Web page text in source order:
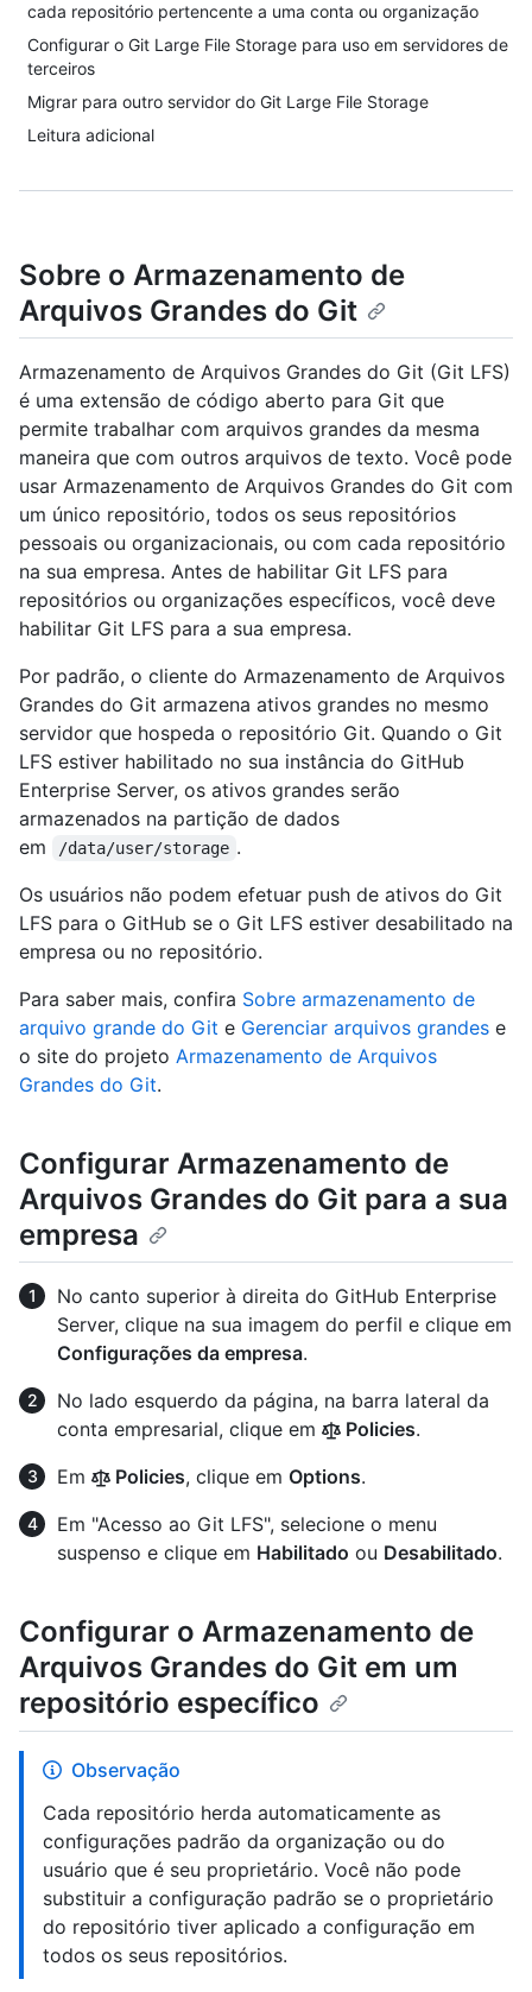
cada repositório pertencente a uma conta ou organização
Configurar o Git Large File Storage para uso em servidores de
terceiros
Migrar para outro servidor do Git Large File Storage
Leitura adicional
Sobre o Armazenamento de
Arquivos Grandes do Git
Armazenamento de Arquivos Grandes do Git (Git LFS)
é uma extensão de código aberto para Git que
permite trabalhar com arquivos grandes da mesma
maneira que com outros arquivos de texto. Você pode
usar Armazenamento de Arquivos Grandes do Git com
um único repositório, todos os seus repositórios
pessoais ou organizacionais, ou com cada repositório
na sua empresa. Antes de habilitar Git LFS para
repositórios ou organizações específicos, você deve
habilitar Git LFS para a sua empresa.
Por padrão, o cliente do Armazenamento de Arquivos
Grandes do Git armazena ativos grandes no mesmo
servidor que hospeda o repositório Git. Quando o Git
LFS estiver habilitado no sua instância do GitHub
Enterprise Server, os ativos grandes serão
armazenados na partição de dados
em
/data/user/storage .
Os usuários não podem efetuar push de ativos do Git
LFS para o GitHub se o Git LFS estiver desabilitado na
empresa ou no repositório.
Para saber mais, confira Sobre armazenamento de
arquivo grande do Git e Gerenciar arquivos grandes e
o site do projeto Armazenamento de Arquivos
Grandes do Git.
Configurar Armazenamento de
Arquivos Grandes do Git para a sua
empresa
No canto superior à direita do GitHub Enterprise
Server, clique na sua imagem do perfil e clique em
Configurações da empresa.
No lado esquerdo da página, na barra lateral da
conta empresarial, clique em
Policies.
Em
Policies, clique em Options.
Em "Acesso ao Git LFS", selecione o menu
suspenso e clique em Habilitado ou Desabilitado.
Configurar o Armazenamento de
Arquivos Grandes do Git em um
repositório específico
Observação
Cada repositório herda automaticamente as
configurações padrão da organização ou do
usuário que é seu proprietário. Você não pode
substituir a configuração padrão se o proprietário
do repositório tiver aplicado a configuração em
todos os seus repositórios.